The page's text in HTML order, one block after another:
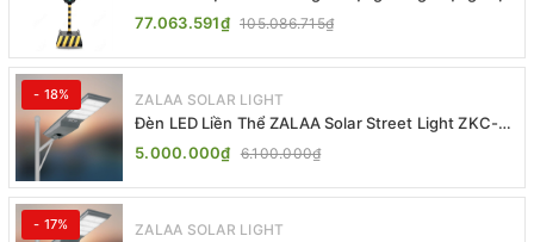
Trời ZALAA ZL-409300C
77.063.591₫ 105.086.715₫
- 18% ZALAA SOLAR LIGHT
Đèn LED Liền Thể ZALAA Solar Street Light ZKC-
TG 20W 25W 30W All In One
5.000.000₫ 6.100.000₫
- 17% ZALAA SOLAR LIGHT